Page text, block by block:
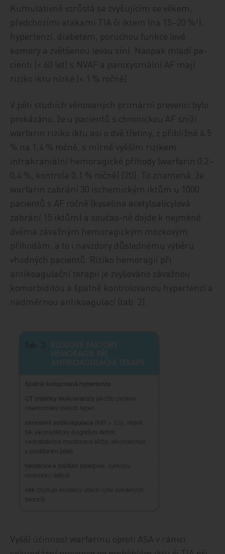
Kumulativně vzrůstá se zvyšujícím se věkem,
předchozími atakami TIA či iktem (na 15–20 %!),
hypertenzí, diabetem, poruchou funkce levé
komory a zvětšenou levou síní. Naopak mladí pa-
cienti (< 60 let) s NVAF a paroxysmální AF mají
riziko iktu nízké (< 1 % ročně).
V pěti studiích věnovaných primární prevenci bylo
prokázáno, že u pacientů s chronickou AF sníží
warfarin riziko iktu asi o dvě třetiny, z přibližně 4,5
% na 1,4 % ročně, s mírně vyšším rizikem
intrakraniální hemoragické příhody (warfarin 0,2–
0,4 %, kontrola 0,1 % ročně) [20]. To znamená, že
warfarin zabrání 30 ischemickým iktům u 1000
pacientů s AF ročně (kyselina acetylsalicylová
zabrání 15 iktům) a součas-ně dojde k nejméně
dvěma závažným hemoragickým mozkovým
příhodám, a to i navzdory důslednému výběru
vhodných pacientů. Riziko hemoragií při
antikoagulační terapii je zvyšováno závažnou
komorbiditou a špatně kontrolovanou hypertenzí a
nadměrnou antikoagulací (tab. 2).
Vyšší účinnost warfarinu oproti ASA v rámci